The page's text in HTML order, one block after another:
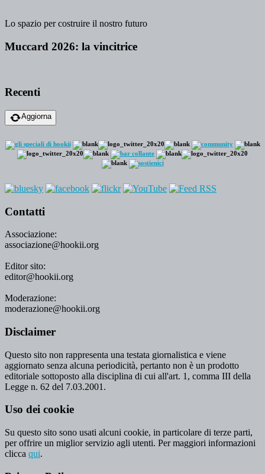
Lo spazio per costruire il nostro futuro
Muccard 2026: la vincitrice
Recenti
Aggiorna
Contatti
Associazione:
associazione@hookii.org
Editor sito:
editor@hookii.org
Moderazione:
moderazione@hookii.org
Disclaimer
Questo sito non rappresenta una testata giornalistica e viene
aggiornato senza alcuna periodicità, pertanto non è un prodotto
editoriale sottoposto alla disciplina di cui all'art. 1, comma III della
Legge n. 62 del 7.03.2001.
Uso dei cookie
Su questo sito sono usati alcuni cookie, in particolare di terze parti,
per offrire un miglior servizio agli utenti. Per maggiori informazioni
clicca qui.